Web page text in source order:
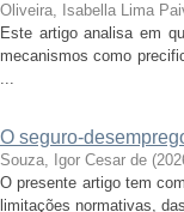
Oliveira, Isabella Lima
Este artigo analisa em
mecanismos como
...
O seguro-
Souza, Igor Cesar de (
O presente artigo tem
limitações normativas,